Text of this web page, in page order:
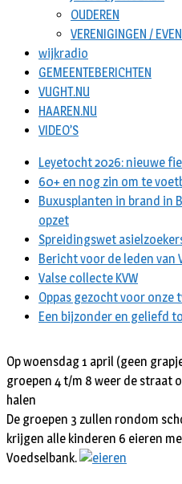
OUDEREN
VERENIGINGEN /
wijkradio
GEMEENTEBERICHTEN
VUGHT.NU
HAAREN.NU
VIDEO’S
Leyetocht 2026: nieuwe
60+ en nog zin om te
Buxusplanten in brand in
opzet
Spreidingswet
Bericht voor de leden van
Valse collecte KVW
Oppas gezocht voor onze
Een bijzonder en geliefd
Op woensdag 1 april (geen
groepen 4 t/m 8 weer de straat
halen
De groepen 3 zullen rondom
krijgen alle kinderen 6 eieren
Voedselbank.